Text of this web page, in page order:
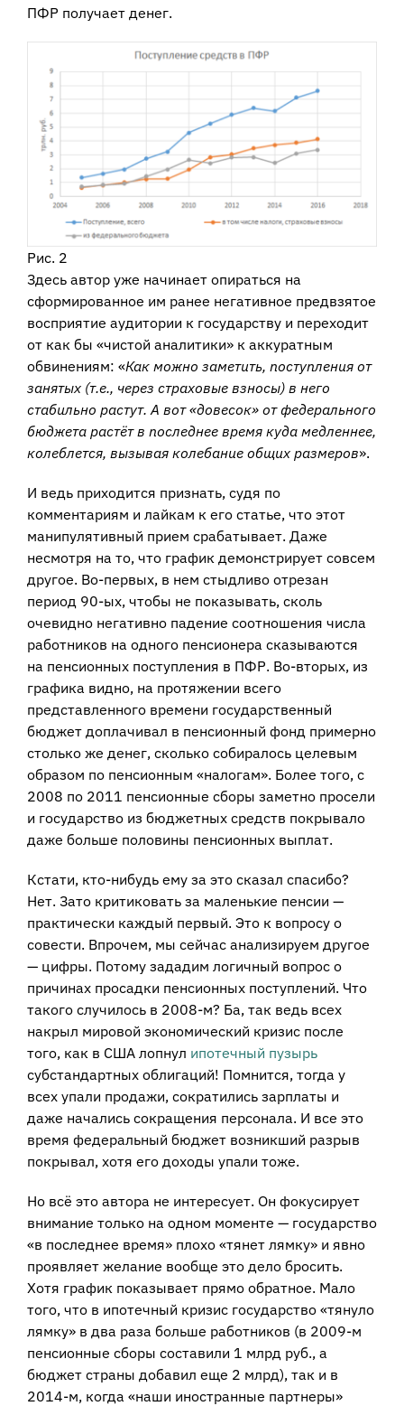
ПФР получает денег.
Рис. 2
Здесь автор уже начинает опираться на
сформированное им ранее негативное предвзятое
восприятие аудитории к государству и переходит
от как бы «чистой аналитики» к аккуратным
обвинениям: «Как можно заметить, поступления от
занятых (т.е., через страховые взносы) в него
стабильно растут. А вот «довесок» от федерального
бюджета растёт в последнее время куда медленнее,
колеблется, вызывая колебание общих размеров».
И ведь приходится признать, судя по
комментариям и лайкам к его статье, что этот
манипулятивный прием срабатывает. Даже
несмотря на то, что график демонстрирует совсем
другое. Во-первых, в нем стыдливо отрезан
период 90-ых, чтобы не показывать, сколь
очевидно негативно падение соотношения числа
работников на одного пенсионера сказываются
на пенсионных поступления в ПФР. Во-вторых, из
графика видно, на протяжении всего
представленного времени государственный
бюджет доплачивал в пенсионный фонд примерно
столько же денег, сколько собиралось целевым
образом по пенсионным «налогам». Более того, с
2008 по 2011 пенсионные сборы заметно просели
и государство из бюджетных средств покрывало
даже больше половины пенсионных выплат.
Кстати, кто-нибудь ему за это сказал спасибо?
Нет. Зато критиковать за маленькие пенсии —
практически каждый первый. Это к вопросу о
совести. Впрочем, мы сейчас анализируем другое
— цифры. Потому зададим логичный вопрос о
причинах просадки пенсионных поступлений. Что
такого случилось в 2008-м? Ба, так ведь всех
накрыл мировой экономический кризис после
того, как в США лопнул ипотечный пузырь
субстандартных облигаций! Помнится, тогда у
всех упали продажи, сократились зарплаты и
даже начались сокращения персонала. И все это
время федеральный бюджет возникший разрыв
покрывал, хотя его доходы упали тоже.
Но всё это автора не интересует. Он фокусирует
внимание только на одном моменте — государство
«в последнее время» плохо «тянет лямку» и явно
проявляет желание вообще это дело бросить.
Хотя график показывает прямо обратное. Мало
того, что в ипотечный кризис государство «тянуло
лямку» в два раза больше работников (в 2009-м
пенсионные сборы составили 1 млрд руб., а
бюджет страны добавил еще 2 млрд), так и в
2014-м, когда «наши иностранные партнеры»